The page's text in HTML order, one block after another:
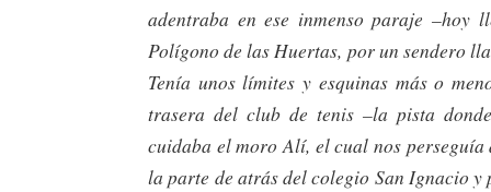
adentraba en ese inmenso paraje –hoy
Polígono de las Huertas, por un sendero
Tenía unos límites y esquinas más o
trasera del club de tenis –la pista
cuidaba el moro Alí, el cual nos perseguía
la parte de atrás del colegio San Ignacio